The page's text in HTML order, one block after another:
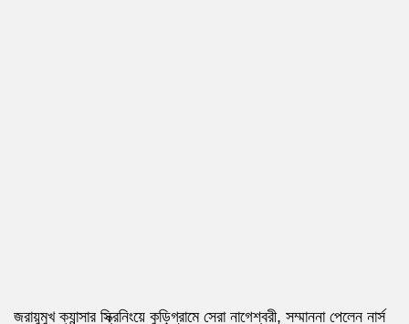
জরায়ুমুখ ক্যান্সার স্ক্রিনিংয়ে কুড়িগ্রামে সেরা নাগেশ্বরী, সম্মাননা পেলেন নার্স